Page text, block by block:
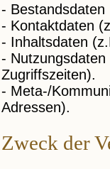
-
- Kontaktdaten
- Inhaltsdaten
-
Zugriffszeiten).
- Meta-/
Adressen).
Zweck der